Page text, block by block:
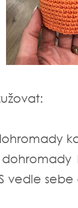
vedle